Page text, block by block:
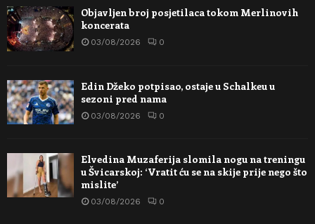
Objavljen broj posjetilaca tokom Merlinovih
koncerata
03/08/2026 0
Edin Džeko potpisao, ostaje u Schalkeu u
sezoni pred nama
03/08/2026 0
Elvedina Muzaferija slomila nogu na treningu
u Švicarskoj: ‘Vratit ću se na skije prije nego što
mislite’
03/08/2026 0